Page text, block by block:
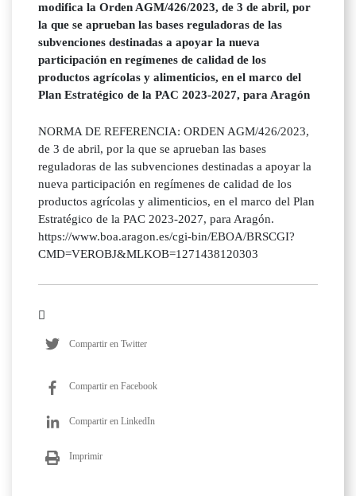
modifica la Orden AGM/426/2023, de 3 de abril, por
la que se aprueban las bases reguladoras de las
subvenciones destinadas a apoyar la nueva
participación en regímenes de calidad de los
productos agrícolas y alimenticios, en el marco del
Plan Estratégico de la PAC 2023-2027, para Aragón
NORMA DE REFERENCIA: ORDEN AGM/426/2023,
de 3 de abril, por la que se aprueban las bases
reguladoras de las subvenciones destinadas a apoyar la
nueva participación en regímenes de calidad de los
productos agrícolas y alimenticios, en el marco del Plan
Estratégico de la PAC 2023-2027, para Aragón.
https://www.boa.aragon.es/cgi-bin/EBOA/BRSCGI?
CMD=VEROBJ&MLKOB=1271438120303
Compartir en Twitter
Compartir en Facebook
Compartir en LinkedIn
Imprimir